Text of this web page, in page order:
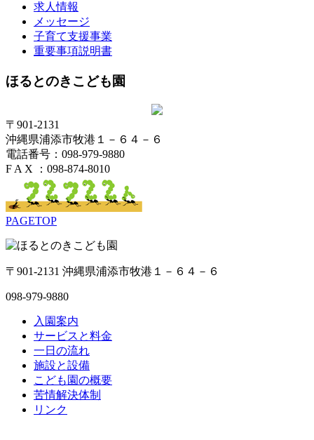
求人情報
メッセージ
子育て支援事業
重要事項説明書
ほるとのきこども園
〒901-2131
沖縄県浦添市牧港１－６４－６
電話番号：098-979-9880
F A X ：098-874-8010
PAGETOP
〒901-2131 沖縄県浦添市牧港１－６４－６
098-979-9880
入園案内
サービスと料金
一日の流れ
施設と設備
こども園の概要
苦情解決体制
リンク